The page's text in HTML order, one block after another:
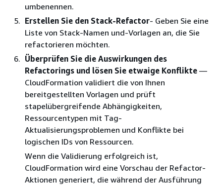
umbenennen.
Erstellen Sie den Stack-Refactor- Geben Sie eine
Liste von Stack-Namen und-Vorlagen an, die Sie
refactorieren möchten.
Überprüfen Sie die Auswirkungen des
Refactorings und lösen Sie etwaige Konflikte —
CloudFormation validiert die von Ihnen
bereitgestellten Vorlagen und prüft
stapelübergreifende Abhängigkeiten,
Ressourcentypen mit Tag-
Aktualisierungsproblemen und Konflikte bei
logischen IDs von Ressourcen.
Wenn die Validierung erfolgreich ist,
CloudFormation wird eine Vorschau der Refactor-
Aktionen generiert, die während der Ausführung